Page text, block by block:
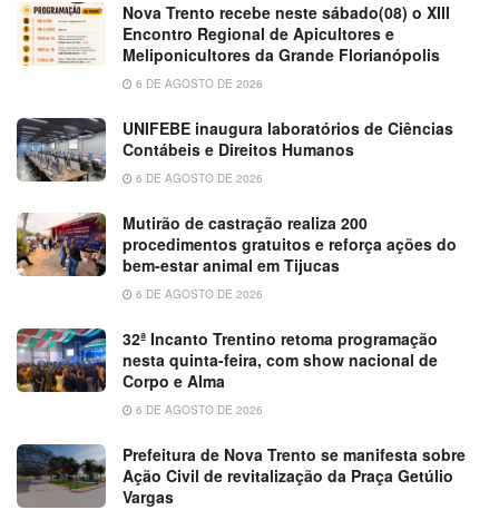
Nova Trento recebe neste sábado(08) o XIII
Encontro Regional de Apicultores e
Meliponicultores da Grande Florianópolis
6 DE AGOSTO DE 2026
UNIFEBE inaugura laboratórios de Ciências
Contábeis e Direitos Humanos
6 DE AGOSTO DE 2026
Mutirão de castração realiza 200
procedimentos gratuitos e reforça ações do
bem-estar animal em Tijucas
6 DE AGOSTO DE 2026
32ª Incanto Trentino retoma programação
nesta quinta-feira, com show nacional de
Corpo e Alma
6 DE AGOSTO DE 2026
Prefeitura de Nova Trento se manifesta sobre
Ação Civil de revitalização da Praça Getúlio
Vargas